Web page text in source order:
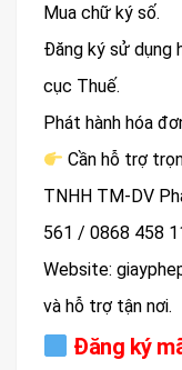
Mua chữ ký số.
Đăng ký sử dụng
cục Thuế.
Phát hành hóa
Cần hỗ trợ
TNHH TM-DV
561 / 0868 458
Website:
và hỗ trợ tận nơi.
Đăng ký